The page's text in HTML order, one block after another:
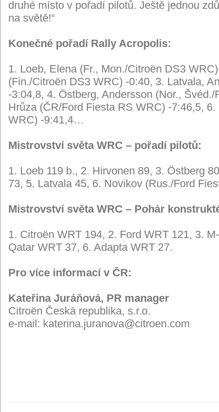
druhé místo v pořadí pilotů. Ještě jednou
na světě!“
Konečné pořadí Rally Acropolis:
1. Loeb, Elena (Fr., Mon./Citroën DS3
(Fin./Citroën DS3 WRC) -0:40, 3. Latvala,
-3:04,8, 4. Östberg, Andersson (Nor.,
Hrůza (ČR/Ford Fiesta RS WRC) -7:46,5,
WRC) -9:41,4…
Mistrovství světa WRC – pořadí pilotů:
1. Loeb 119 b., 2. Hirvonen 89, 3. Östberg
73, 5. Latvala 45, 6. Novikov (Rus./Ford
Mistrovství světa WRC – Pohár
1. Citroën WRT 194, 2. Ford WRT 121, 3.
Qatar WRT 37, 6. Adapta WRT 27.
Pro více informací v ČR:
Kateřina Juráňová, PR manager
Citroën Česká republika, s.r.o.
e-mail: katerina.juranova@citroen.com